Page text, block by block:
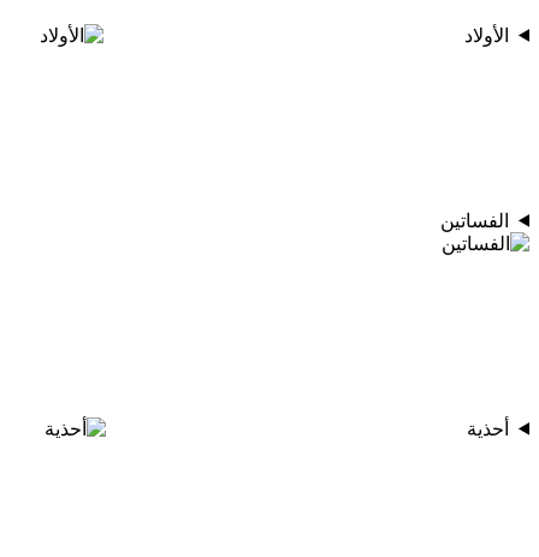
الأولاد
الفساتين
أحذية